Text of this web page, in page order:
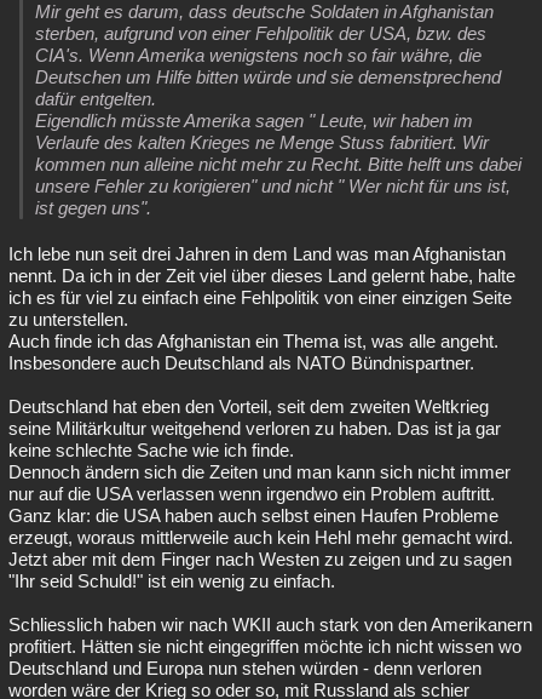
Mir geht es darum, dass deutsche Soldaten in Afghanistan
sterben, aufgrund von einer Fehlpolitik der USA, bzw. des
CIA's. Wenn Amerika wenigstens noch so fair währe, die
Deutschen um Hilfe bitten würde und sie demenstprechend
dafür entgelten.
Eigendlich müsste Amerika sagen " Leute, wir haben im
Verlaufe des kalten Krieges ne Menge Stuss fabritiert. Wir
kommen nun alleine nicht mehr zu Recht. Bitte helft uns dabei
unsere Fehler zu korigieren" und nicht " Wer nicht für uns ist,
ist gegen uns".
Ich lebe nun seit drei Jahren in dem Land was man Afghanistan
nennt. Da ich in der Zeit viel über dieses Land gelernt habe, halte
ich es für viel zu einfach eine Fehlpolitik von einer einzigen Seite
zu unterstellen.
Auch finde ich das Afghanistan ein Thema ist, was alle angeht.
Insbesondere auch Deutschland als NATO Bündnispartner.
Deutschland hat eben den Vorteil, seit dem zweiten Weltkrieg
seine Militärkultur weitgehend verloren zu haben. Das ist ja gar
keine schlechte Sache wie ich finde.
Dennoch ändern sich die Zeiten und man kann sich nicht immer
nur auf die USA verlassen wenn irgendwo ein Problem auftritt.
Ganz klar: die USA haben auch selbst einen Haufen Probleme
erzeugt, woraus mittlerweile auch kein Hehl mehr gemacht wird.
Jetzt aber mit dem Finger nach Westen zu zeigen und zu sagen
"Ihr seid Schuld!" ist ein wenig zu einfach.
Schliesslich haben wir nach WKII auch stark von den Amerikanern
profitiert. Hätten sie nicht eingegriffen möchte ich nicht wissen wo
Deutschland und Europa nun stehen würden - denn verloren
worden wäre der Krieg so oder so, mit Russland als schier